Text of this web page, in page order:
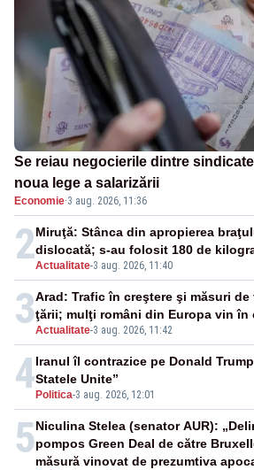
Se reiau negocierile dintre
noua lege a salarizării
Economie·3 aug. 2026, 11:36
2Actualitate-3 aug. 2026, 11:40
Miruţă: Stânca din apropierea
dislocată; s-au folosit 180 de
3Actualitate-3 aug. 2026, 11:42
Arad: Trafic în creştere şi măsuri
ţării; mulţi români din Europa vin în
4 Politica-3 aug. 2026, 12:01
Iranul îl contrazice pe Donald
Statele Unite”
5Niculina Stelea (senator AUR):
pompos Green Deal de către
măsură vinovat de prezumtiva